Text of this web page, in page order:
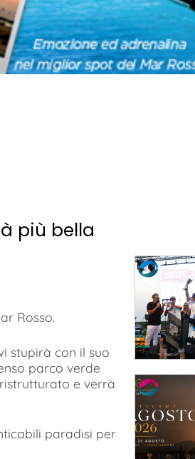
più bella
Rosso.
stupirà con il suo
parco verde
e verrà
paradisi per